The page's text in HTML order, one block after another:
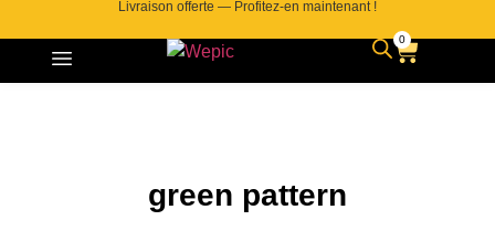
Livraison offerte — Profitez-en maintenant !
0
green pattern